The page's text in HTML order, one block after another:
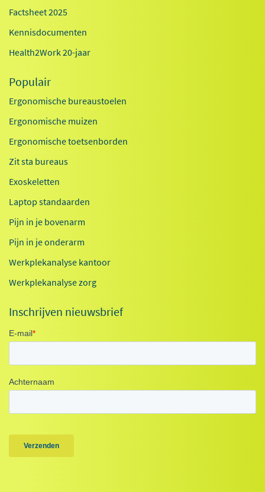
Factsheet 2025
Kennisdocumenten
Health2Work 20-jaar
Populair
Ergonomische bureaustoelen
Ergonomische muizen
Ergonomische toetsenborden
Zit sta bureaus
Exoskeletten
Laptop standaarden
Pijn in je bovenarm
Pijn in je onderarm
Werkplekanalyse kantoor
Werkplekanalyse zorg
Inschrijven nieuwsbrief